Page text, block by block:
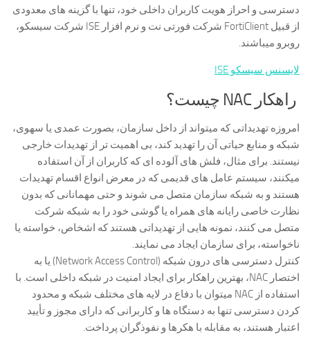
دسترسی و احراز هویت کاربران داخلی خود، تنها با گزینه های معدودی
از قبیل FortiClient شرکت فورتی نت و نرم افزار ISE شرکت سیسکو،
روبرو میباشند.
لایسنس سیسکو ISE
راهکار NAC چیست؟
امروزه تهدیداتی که میتواند از داخل سازمان، بصورت عمدی یا سهوی،
شبکه و منابع حیاتی آن را تهدید کند، بی اهمیت تر از تهدیدات خارجی
نیستند. برای مثال، فلش های آلوده ای که کاربران از آن استفاده
میکنند، سیستم عامل های قدیمی که در معرض انواع اقسام تهدیدات
هستند و به شبکه سازمان متصل می شوند و حتی مهمانانی که بدون
نظارت خاصی رایانه های همراه یا گوشی خود را به شبکه شرکت
متصل می کنند، نمونه هایی از تهدیداتی هستند که اشخاص، خواسته یا
ناخواسته، برای سازمان ایجاد می نمایند.
کنترل دسترسی های درون شبکه (Network Access Control) یا به
اختصار NAC، بهترین راهکار برای ایجاد امنیت در شبکه داخلی است. با
استفاده از NAC میتوان با دفاع در لایه های مختلف شبکه و محدود
کردن دسترسی تنها به دستگاه ها و کاربرانی که دارای مجوز و تأیید
اعتبار هستند، به مقابله با هکرها و نفوذگران پرداخت.